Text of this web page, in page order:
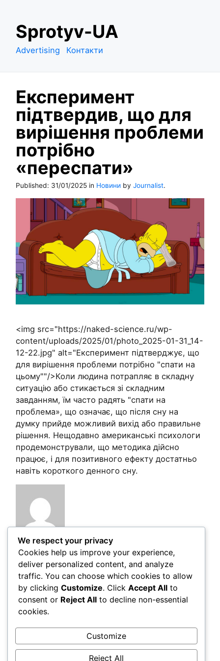
k
c
o
n
t
e
n
Sprotyv-UA
Advertising Контакти
Експеримент
підтвердив, що для
вирішення проблеми
потрібно
«переспати»
Published: 31/01/2025 in Новини by Journalist.
<img src="https://naked-science.ru/wp-
content/uploads/2025/01/photo_2025-01-31_14-
12-22.jpg" alt="Експеримент підтверджує, що
для вирішення проблеми потрібно "спати на
цьому""/>Коли людина потрапляє в складну
ситуацію або стикається зі складним
завданням, їм часто радять "спати на
проблема», що означає, що після сну на
думку прийде можливий вихід або правильне
рішення. Нещодавно американські психологи
продемонстрували, що методика дійсно
працює, і для позитивного ефекту достатньо
навіть короткого денного сну.
Post Views: 218
Comments
LEAVE A REPLY
You must belogged into post a comment.
We respect your privacy
Cookies help us improve your experience,
deliver personalized content, and analyze
traffic. You can choose which cookies to allow
by clicking Customize. Click Accept All to
consent or Reject All to decline non-essential
cookies.
Customize
Reject All